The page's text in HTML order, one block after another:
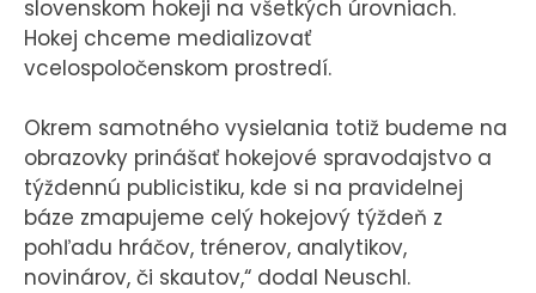
slovenskom hokeji na všetkých úrovniach.
Hokej chceme medializovať
vcelospoločenskom prostredí.
Okrem samotného vysielania totiž budeme na
obrazovky prinášať hokejové spravodajstvo a
týždennú publicistiku, kde si na pravidelnej
báze zmapujeme celý hokejový týždeň z
pohľadu hráčov, trénerov, analytikov,
novinárov, či skautov,“ dodal Neuschl.